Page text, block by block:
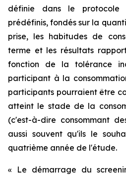
définie dans le
prédéfinis, fondés sur la
prise, les habitudes de
terme et les résultats
fonction de la tolérance
participant à la
participants pourraient être
atteint le stade de la
(c'est-à-dire consommant
aussi souvent qu'ils le
quatrième année de l'étude.
« Le démarrage du